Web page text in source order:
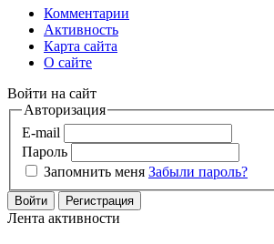
Комментарии
Активность
Карта сайта
О сайте
Войти на сайт
Авторизация
E-mail
Пароль
Запомнить меня Забыли пароль?
Войти Регистрация
Лента активности